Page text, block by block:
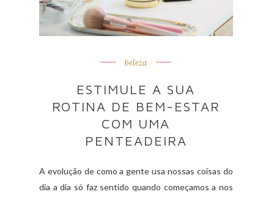
beleza
ESTIMULE A SUA
ROTINA DE BEM-ESTAR
COM UMA
PENTEADEIRA
A evolução de como a gente usa nossas coisas do
dia a dia só faz sentido quando começamos a nos